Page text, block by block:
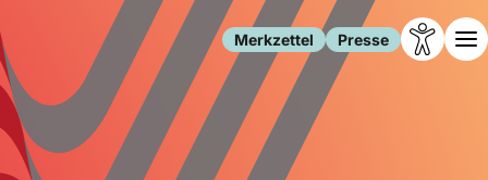
Merkzettel Presse
Leben Gesellschaft